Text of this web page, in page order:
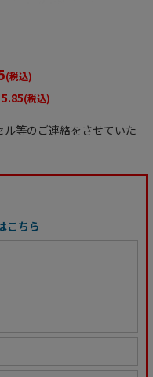
(税込)
(税込)
等のご連絡をさせていた
こちら